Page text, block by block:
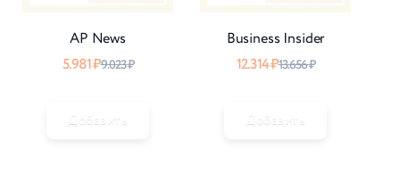
AP News
9.023₽
5.981₽
Добавить
Business Insider
13.656₽
12.314₽
Добавить